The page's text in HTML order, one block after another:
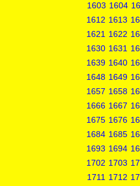
1603 1604
1612 1613
1621 1622
1630 1631
1639 1640
1648 1649
1657 1658
1666 1667
1675 1676
1684 1685
1693 1694
1702 1703
1711 1712